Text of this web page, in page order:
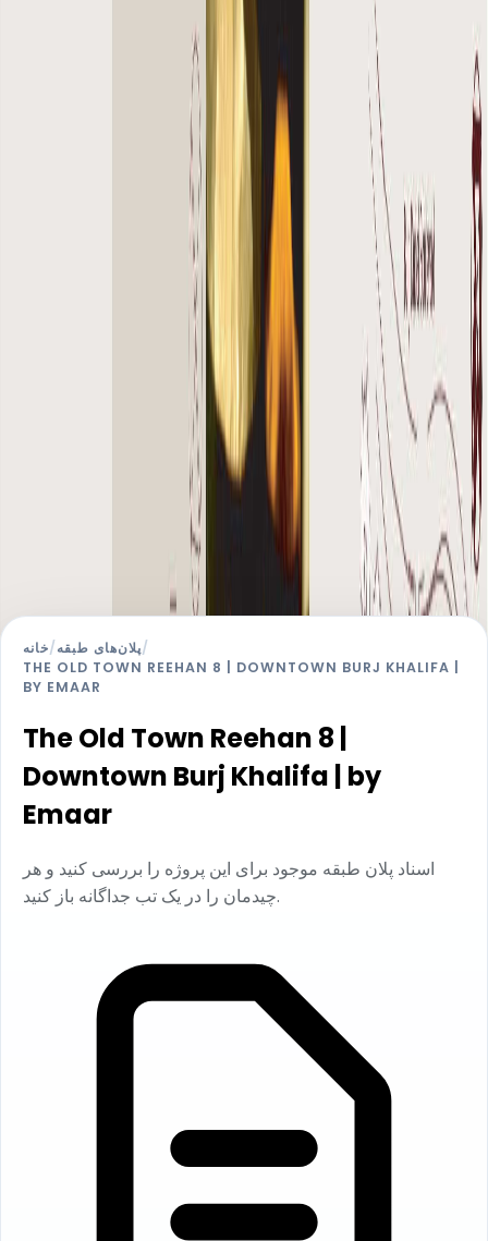
چیدمان‌های دقیق پروژه‌ها و مناطق دبی را بررسی کنید تا واحدها را
خانه/پلان‌های طبقه/
THE OLD TOWN REEHAN 8 | DOWNTOWN BURJ KHALIFA |
BY EMAAR
The Old Town Reehan 8 |
Downtown Burj Khalifa | by
Emaar
اسناد پلان طبقه موجود برای این پروژه را بررسی کنید و هر
چیدمان را در یک تب جداگانه باز کنید.